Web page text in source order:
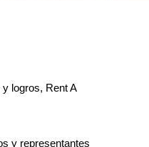
logros, Rent A
y representantes